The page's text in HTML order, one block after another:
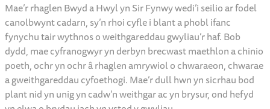
gan sicrhau bod anghenion pob plentyn wrth wraidd cynllunio.
Diolch i ymroddiad a chydweithrediad y tîm Chwaraeon,
Chwarae a Chymuned, enwyd MonLife yn enillydd y Wobr
Hyfforddwr Chwaraeon.
Mae’r rhaglen Bwyd a Hwyl yn Sir Fynwy wedi’i seilio ar fodel
canolbwynt cadarn, sy’n rhoi cyfle i blant a phobl ifanc